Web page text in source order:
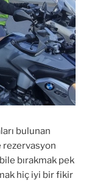
bulunan
rezervasyon
bırakmak pek
hiç iyi bir fikir